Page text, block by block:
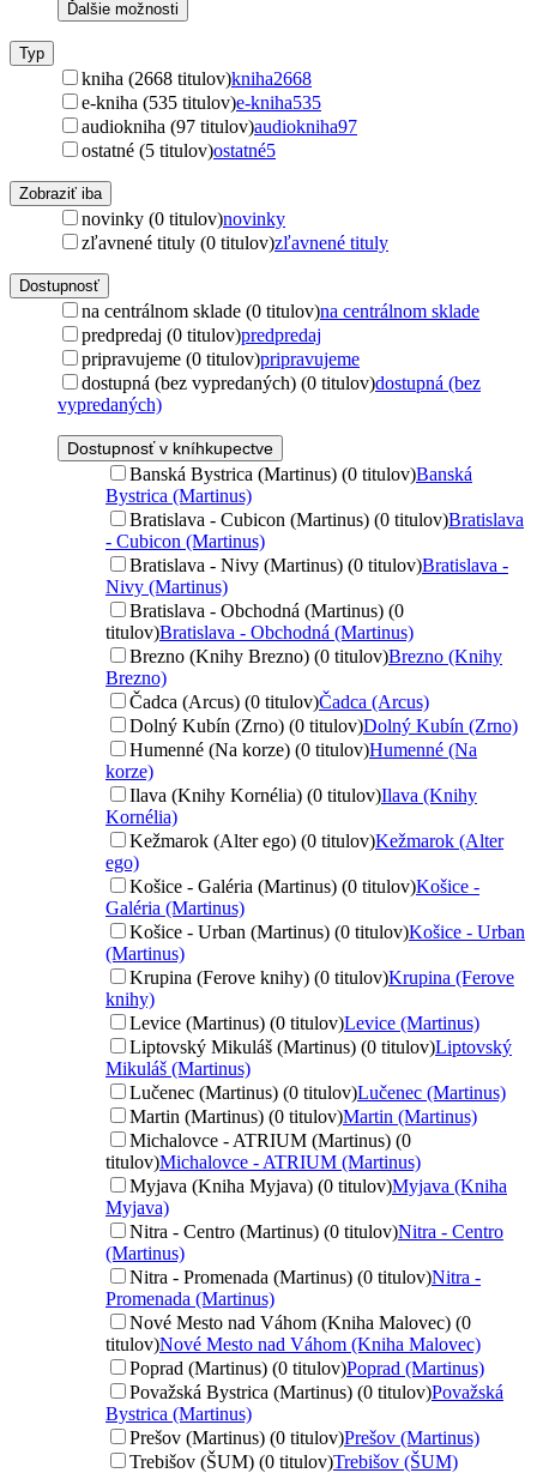
Ďalšie možnosti
Typ
kniha (2668 titulov)kniha2668
e-kniha (535 titulov)e-kniha535
audiokniha (97 titulov)audiokniha97
ostatné (5 titulov)ostatné5
Zobraziť iba
novinky (0 titulov)novinky
zľavnené tituly (0 titulov)zľavnené tituly
Dostupnosť
na centrálnom sklade (0 titulov)na centrálnom sklade
predpredaj (0 titulov)predpredaj
pripravujeme (0 titulov)pripravujeme
dostupná (bez vypredaných) (0 titulov)dostupná (bez
vypredaných)
Dostupnosť v kníhkupectve
Banská Bystrica (Martinus) (0 titulov)Banská
Bystrica (Martinus)
Bratislava - Cubicon (Martinus) (0 titulov)Bratislava
- Cubicon (Martinus)
Bratislava - Nivy (Martinus) (0 titulov)Bratislava -
Nivy (Martinus)
Bratislava - Obchodná (Martinus) (0
titulov)Bratislava - Obchodná (Martinus)
Brezno (Knihy Brezno) (0 titulov)Brezno (Knihy
Brezno)
Čadca (Arcus) (0 titulov)Čadca (Arcus)
Dolný Kubín (Zrno) (0 titulov)Dolný Kubín (Zrno)
Humenné (Na korze) (0 titulov)Humenné (Na
korze)
Ilava (Knihy Kornélia) (0 titulov)Ilava (Knihy
Kornélia)
Kežmarok (Alter ego) (0 titulov)Kežmarok (Alter
ego)
Košice - Galéria (Martinus) (0 titulov)Košice -
Galéria (Martinus)
Košice - Urban (Martinus) (0 titulov)Košice - Urban
(Martinus)
Krupina (Ferove knihy) (0 titulov)Krupina (Ferove
knihy)
Levice (Martinus) (0 titulov)Levice (Martinus)
Liptovský Mikuláš (Martinus) (0 titulov)Liptovský
Mikuláš (Martinus)
Lučenec (Martinus) (0 titulov)Lučenec (Martinus)
Martin (Martinus) (0 titulov)Martin (Martinus)
Michalovce - ATRIUM (Martinus) (0
titulov)Michalovce - ATRIUM (Martinus)
Myjava (Kniha Myjava) (0 titulov)Myjava (Kniha
Myjava)
Nitra - Centro (Martinus) (0 titulov)Nitra - Centro
(Martinus)
Nitra - Promenada (Martinus) (0 titulov)Nitra -
Promenada (Martinus)
Nové Mesto nad Váhom (Kniha Malovec) (0
titulov)Nové Mesto nad Váhom (Kniha Malovec)
Poprad (Martinus) (0 titulov)Poprad (Martinus)
Považská Bystrica (Martinus) (0 titulov)Považská
Bystrica (Martinus)
Prešov (Martinus) (0 titulov)Prešov (Martinus)
Trebišov (ŠUM) (0 titulov)Trebišov (ŠUM)